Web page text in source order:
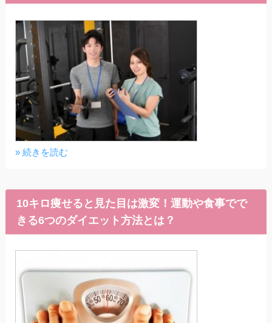
» 続きを読む
10キロ痩せると見た目は激変！運動や食事でで
きる6つのダイエット方法とは？